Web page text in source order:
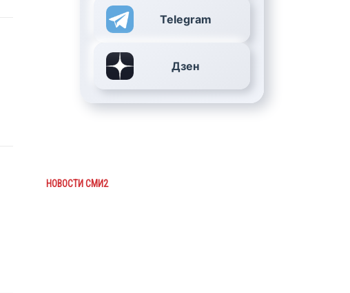
Telegram
Дзен
НОВОСТИ СМИ2